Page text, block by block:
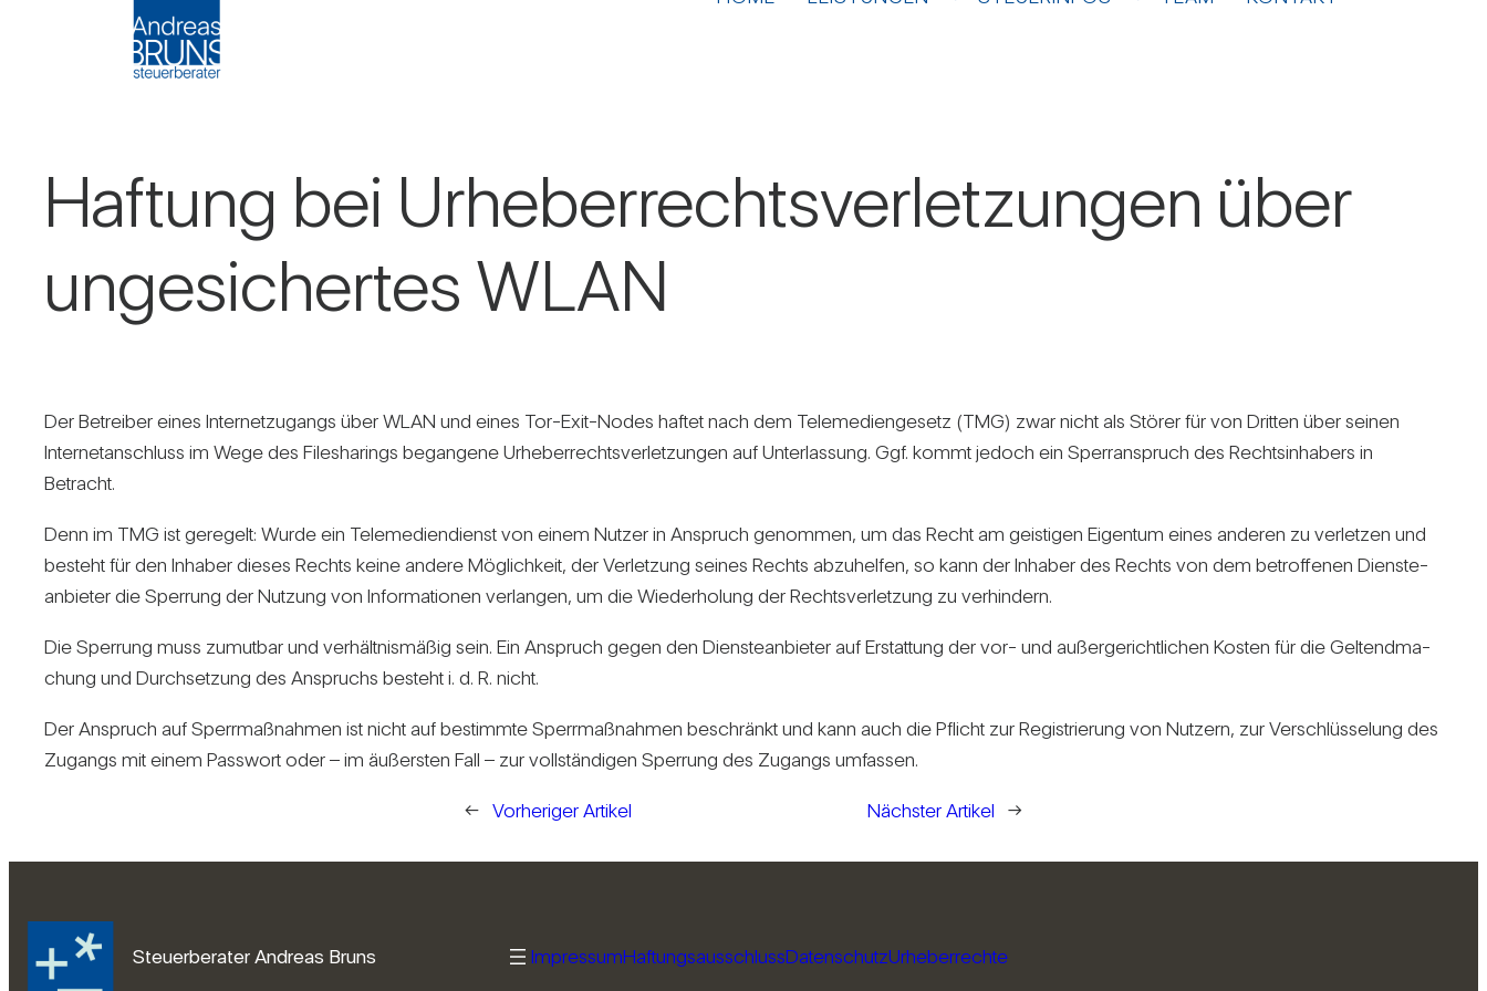
Haf­tung bei Urhe­ber­rechts­ver­let­zungen über
unge­si­chertes WLAN
Der Betreiber eines Inter­net­zu­gangs über WLAN und eines Tor-Exit-Nodes haftet nach dem Tele­me­di­en­ge­setz (TMG) zwar nicht als Störer für von Dritten über seinen
Inter­net­an­schluss im Wege des File­sha­rings began­gene Urhe­ber­rechts­ver­let­zungen auf Unter­las­sung. Ggf. kommt jedoch ein Sperr­an­spruch des Rechts­in­ha­bers in
Betracht.
Denn im TMG ist gere­gelt: Wurde ein Tele­me­di­en­dienst von einem Nutzer in Anspruch genommen, um das Recht am geis­tigen Eigentum eines anderen zu ver­letzen und
besteht für den Inhaber dieses Rechts keine andere Mög­lich­keit, der Ver­let­zung seines Rechts abzu­helfen, so kann der Inhaber des Rechts von dem betrof­fenen Diens­te­
an­bieter die Sper­rung der Nut­zung von Infor­ma­tionen ver­langen, um die Wie­der­ho­lung der Rechts­ver­let­zung zu ver­hin­dern.
Die Sper­rung muss zumutbar und ver­hält­nis­mäßig sein. Ein Anspruch gegen den Diens­te­an­bieter auf Erstat­tung der vor- und außer­ge­richt­li­chen Kosten für die Gel­tend­ma­
chung und Durch­set­zung des Anspruchs besteht i. d. R. nicht.
Der Anspruch auf Sperr­maß­nahmen ist nicht auf bestimmte Sperr­maß­nahmen beschränkt und kann auch die Pflicht zur Regis­trie­rung von Nut­zern, zur Ver­schlüs­se­lung des
Zugangs mit einem Pass­wort oder – im äußersten Fall – zur voll­stän­digen Sper­rung des Zugangs umfassen.
← Vorheriger Artikel Nächster Artikel →
Steuerberater Andreas Bruns ImpressumHaftungsausschlussDatenschutzUrheberrechte